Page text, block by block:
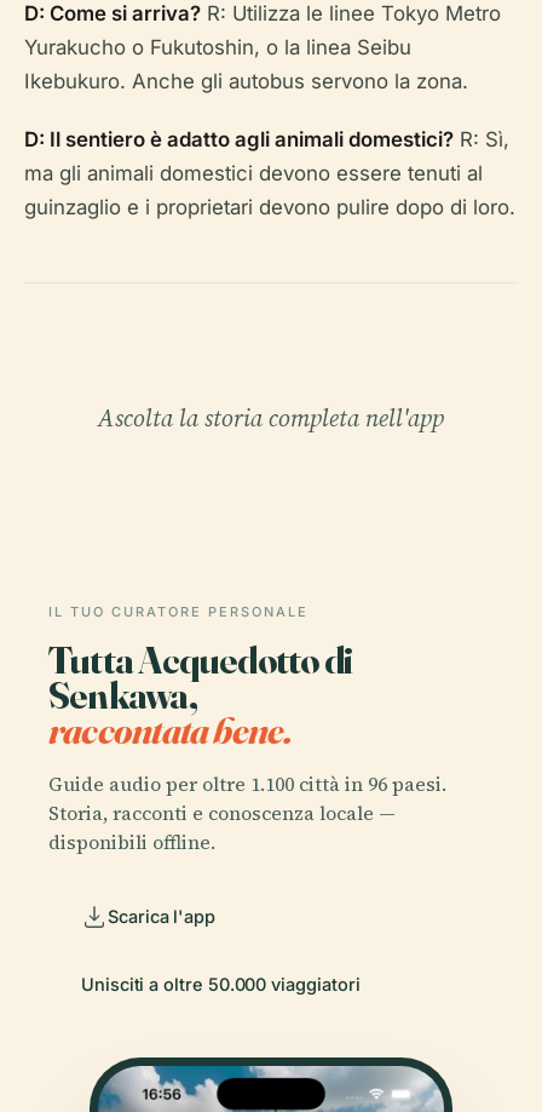
D: Come si arriva? R: Utilizza le linee Tokyo Metro
Yurakucho o Fukutoshin, o la linea Seibu
Ikebukuro. Anche gli autobus servono la zona.
D: Il sentiero è adatto agli animali domestici? R: Sì,
ma gli animali domestici devono essere tenuti al
guinzaglio e i proprietari devono pulire dopo di loro.
Ascolta la storia completa nell'app
IL TUO CURATORE PERSONALE
Tutta Acquedotto di
Senkawa,
raccontata bene.
Guide audio per oltre 1.100 città in 96 paesi.
Storia, racconti e conoscenza locale —
disponibili offline.
Scarica l'app
Unisciti a oltre 50.000 viaggiatori